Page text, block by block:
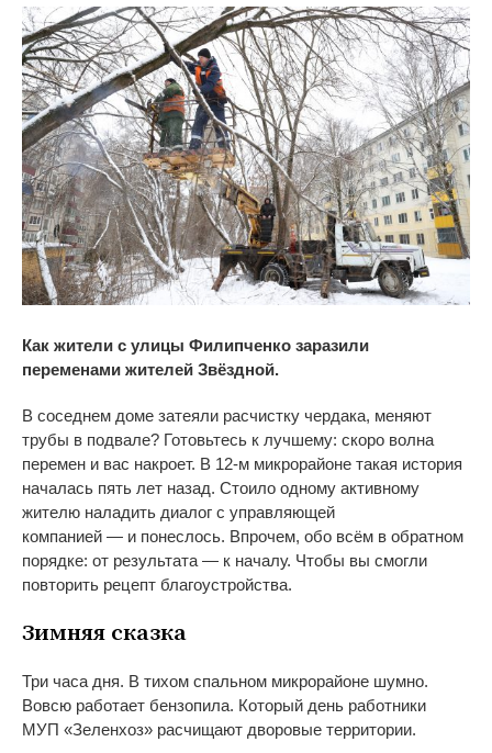
Как жители с улицы Филипченко заразили
переменами жителей Звёздной.
В соседнем доме затеяли расчистку чердака, меняют
трубы в подвале? Готовьтесь к лучшему: скоро волна
перемен и вас накроет. В 12-м микрорайоне такая история
началась пять лет назад. Стоило одному активному
жителю наладить диалог с управляющей
компанией — и понеслось. Впрочем, обо всём в обратном
порядке: от результата — к началу. Чтобы вы смогли
повторить рецепт благоустройства.
Зимняя сказка
Три часа дня. В тихом спальном микрорайоне шумно.
Вовсю работает бензопила. Который день работники
МУП «Зеленхоз» расчищают дворовые территории.